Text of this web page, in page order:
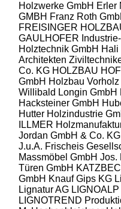
Holzwerke GmbH Erler
GMBH Franz Roth
FREISINGER
GAULHOFER
Holztechnik GmbH Hali
Architekten
Co. KG HOLZBAU
GmbH Holzbau
Willibald Longin GmbH
Hacksteiner GmbH
Hutter Holzindustrie
ILLMER
Jordan GmbH & Co. KG
J.u.A. Frischeis
Massmöbel GmbH Jos.
Türen GmbH
GmbH Knauf Gips KG
Lignatur AG
LIGNOTREND